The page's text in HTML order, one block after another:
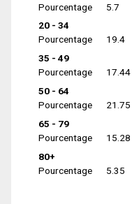
Pourcentage
5.7
20 - 34
Pourcentage
19.4
35 - 49
Pourcentage
17.44
50 - 64
Pourcentage
21.75
65 - 79
Pourcentage
15.28
80+
Pourcentage
5.35